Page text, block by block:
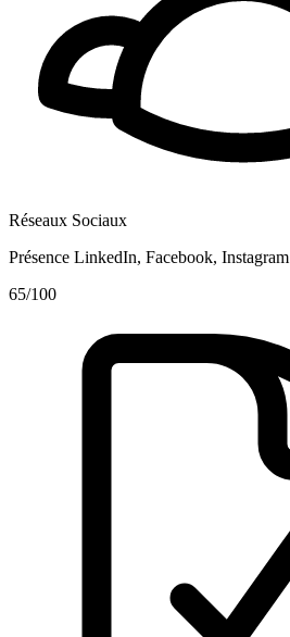
Réseaux Sociaux
Présence LinkedIn, Facebook, Instagram
65/100